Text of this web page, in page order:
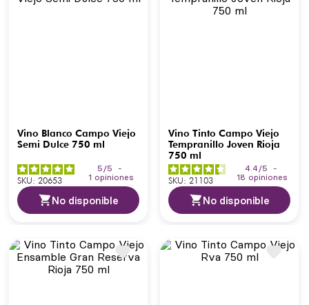
Vino Blanco Campo Viejo
Semi Dulce 750 ml
5 /5
-
1 opiniones
SKU: 20653
No disponible
Vino Tinto Campo Viejo
Tempranillo Joven Rioja
750 ml
4.4 /5
-
18 opiniones
SKU: 21103
No disponible